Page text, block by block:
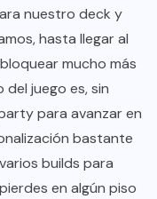
nuestro deck y
hasta llegar al
mucho más
juego es, sin
para avanzar en
bastante
builds para
en algún piso